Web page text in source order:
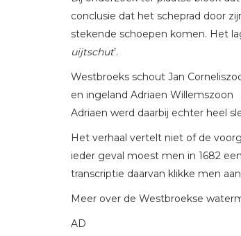
conclusie dat het scheprad door
stekende schoepen komen. Het
uijtschut’.
Westbroeks schout Jan
en ingeland Adriaen
Adriaen werd daarbij echter heel
Het verhaal vertelt niet of de
ieder geval moest men in 1682
transcriptie daarvan klikke men
Meer over de Westbroekse
AD